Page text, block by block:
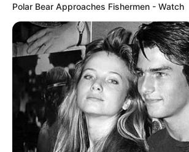
Polar Bear Approaches Fishermen - Watch